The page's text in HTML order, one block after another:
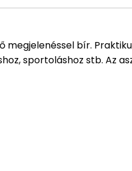
bír.
sportoláshoz stb. Az